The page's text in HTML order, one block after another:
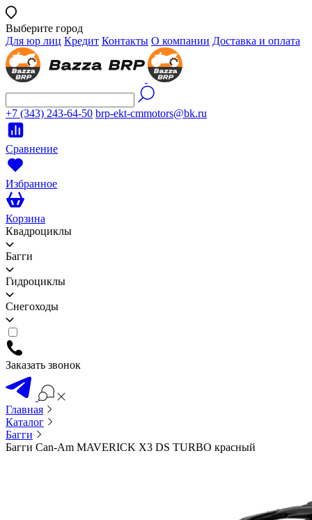
Выберите город
Для юр лиц Кредит Контакты О компании Доставка и оплата
+7 (343) 243-64-50 brp-ekt-cmmotors@bk.ru
Сравнение
Избранное
Корзина
Квадроциклы
Багги
Гидроциклы
Снегоходы
Заказать звонок
Главная
Каталог
Багги
Багги Can-Am MAVERICK X3 DS TURBO красный